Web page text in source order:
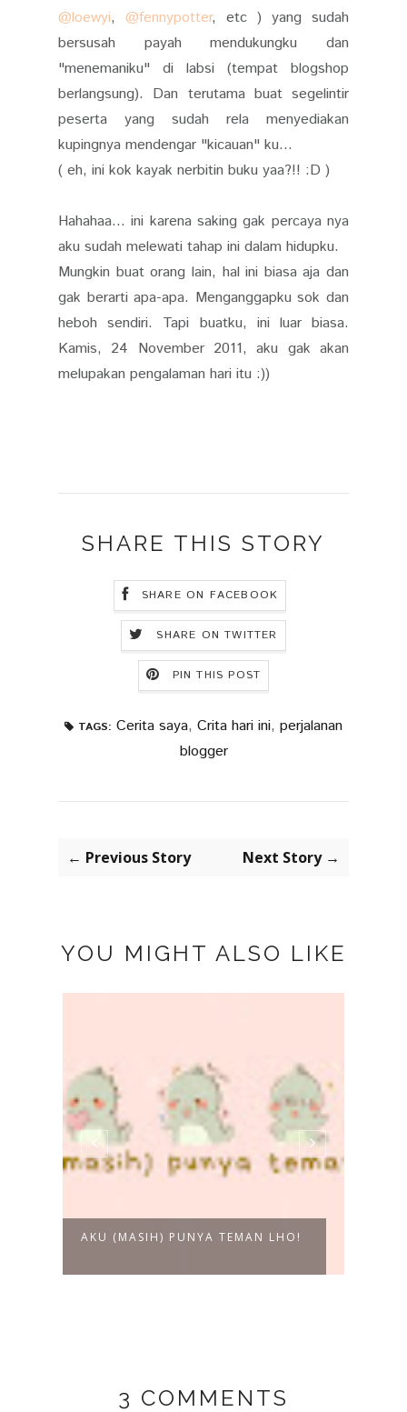
@loewyi, @fennypotter, etc ) yang sudah
bersusah payah mendukungku dan
"menemaniku" di labsi (tempat blogshop
berlangsung). Dan terutama buat segelintir
peserta yang sudah rela menyediakan
kupingnya mendengar "kicauan" ku...
( eh, ini kok kayak nerbitin buku yaa?!! :D )
Hahahaa... ini karena saking gak percaya nya
aku sudah melewati tahap ini dalam hidupku.
Mungkin buat orang lain, hal ini biasa aja dan
gak berarti apa-apa. Menganggapku sok dan
heboh sendiri. Tapi buatku, ini luar biasa.
Kamis, 24 November 2011, aku gak akan
melupakan pengalaman hari itu :))
SHARE THIS STORY
SHARE ON FACEBOOK
SHARE ON TWITTER
PIN THIS POST
TAGS: Cerita saya, Crita hari ini, perjalanan
blogger
← Previous Story Next Story →
YOU MIGHT ALSO LIKE
AKU (MASIH) PUNYA TEMAN LHO!
3 COMMENTS